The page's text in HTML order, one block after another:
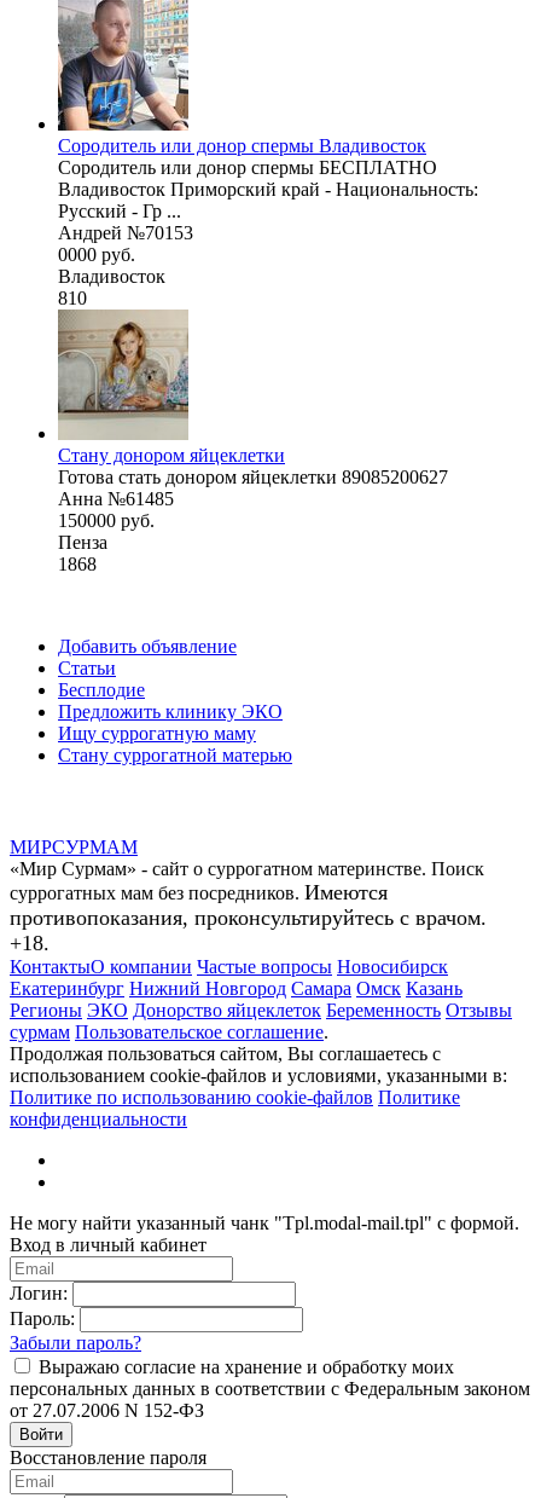
Сородитель или донор спермы Владивосток
Сородитель или донор спермы БЕСПЛАТНО
Владивосток Приморский край - Национальность:
Русский - Гр ...
Андрей №70153
0000 руб.
Владивосток
810
Стану донором яйцеклетки
Готова стать донором яйцеклетки 89085200627
Анна №61485
150000 руб.
Пенза
1868
Добавить объявление
Статьи
Бесплодие
Предложить клинику ЭКО
Ищу суррогатную маму
Стану суррогатной матерью
МИРСУРМАМ
«Мир Сурмам» - сайт о суррогатном материнстве. Поиск
суррогатных мам без посредников. Имеются
противопоказания, проконсультируйтесь с врачом.
+18.
КонтактыО компании Частые вопросы Новосибирск
Екатеринбург Нижний Новгород Самара Омск Казань
Регионы ЭКО Донорство яйцеклеток Беременность Отзывы
сурмам Пользовательское соглашение.
Продолжая пользоваться сайтом, Вы соглашаетесь с
использованием cookie-файлов и условиями, указанными в:
Политике по использованию cookie-файлов Политике
конфиденциальности
Не могу найти указанный чанк "Tpl.modal-mail.tpl" с формой.
Вход в личный кабинет
Логин:
Пароль:
Забыли пароль?
Выражаю согласие на хранение и обработку моих
персональных данных в соответствии с Федеральным законом
от 27.07.2006 N 152-ФЗ
Войти
Восстановление пароля